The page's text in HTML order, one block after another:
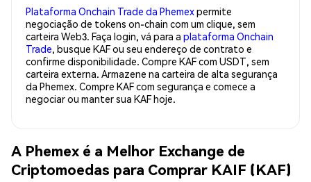
Plataforma Onchain Trade da Phemexpermite
negociação de tokens on-chain com um clique, sem
carteira Web3. Faça login, vá para a plataforma Onchain
Trade, busque KAF ou seu endereço de contrato e
confirme disponibilidade. Compre KAF com USDT, sem
carteira externa. Armazene na carteira de alta segurança
da Phemex. Compre KAF com segurança e comece a
negociar ou manter sua KAF hoje.
A Phemex é a Melhor Exchange de
Criptomoedas para Comprar KAIF (KAF)